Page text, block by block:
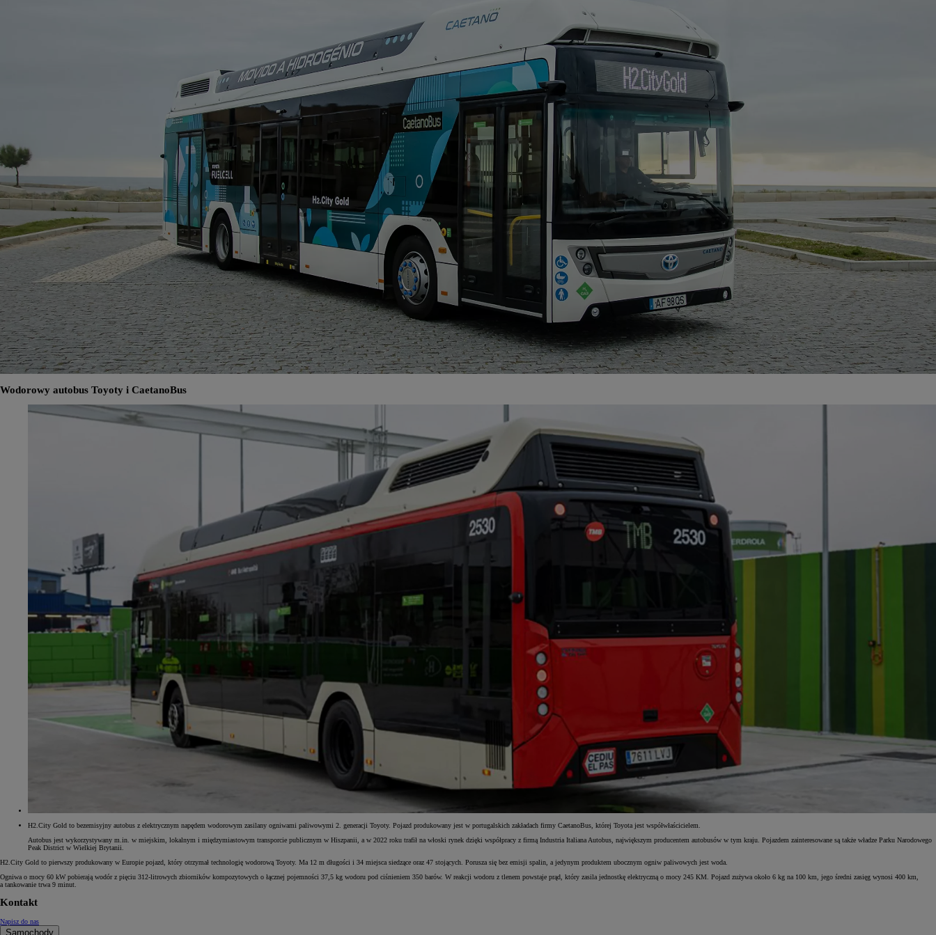
Od105 300 zł
Wodorowy autobus Toyoty i CaetanoBus
H2.City Gold to bezemisyjny autobus z elektrycznym napędem wodorowym zasilany ogniwami paliwowymi 2. generacji Toyoty. Pojazd produkowany jest w portugalskich zakładach firmy CaetanoBus, której Toyota jest współwłaścicielem.
Autobus jest wykorzystywany m.in. w miejskim, lokalnym i międzymiastowym transporcie publicznym w Hiszpanii, a w 2022 roku trafił na włoski rynek dzięki współpracy z firmą Industria Italiana Autobus, największym producentem autobusów w tym kraju. Pojazdem zainteresowane są także władze Parku Narodowego
Peak District w Wielkiej Brytanii.
H2.City Gold to pierwszy produkowany w Europie pojazd, który otrzymał technologię wodorową Toyoty. Ma 12 m długości i 34 miejsca siedzące oraz 47 stojących. Porusza się bez emisji spalin, a jedynym produktem ubocznym ogniw paliwowych jest woda.
Ogniwa o mocy 60 kW pobierają wodór z pięciu 312-litrowych zbiorników kompozytowych o łącznej pojemności 37,5 kg wodoru pod ciśnieniem 350 barów. W reakcji wodoru z tlenem powstaje prąd, który zasila jednostkę elektryczną o mocy 245 KM. Pojazd zużywa około 6 kg na 100 km, jego średni zasięg wynosi 400 km,
a tankowanie trwa 9 minut.
Kontakt
Napisz do nas
Samochody